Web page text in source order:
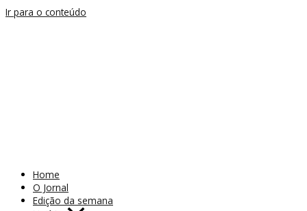
Ir para o conteúdo
Home
O Jornal
Edição da semana